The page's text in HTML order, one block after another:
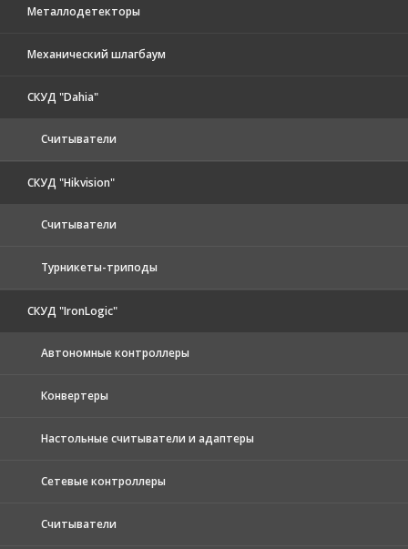
Металлодетекторы
Механический шлагбаум
СКУД "Dahia"
Считыватели
СКУД "Hikvision"
Считыватели
Турникеты-триподы
СКУД "IronLogic"
Автономные контроллеры
Конвертеры
Настольные считыватели и адаптеры
Сетевые контроллеры
Считыватели